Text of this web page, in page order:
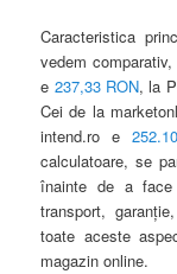
Caracteristica
vedem
e 237,33 RON, la
Cei de la
intend.ro e
calculatoare, se
înainte de a
transport,
toate aceste
magazin online.